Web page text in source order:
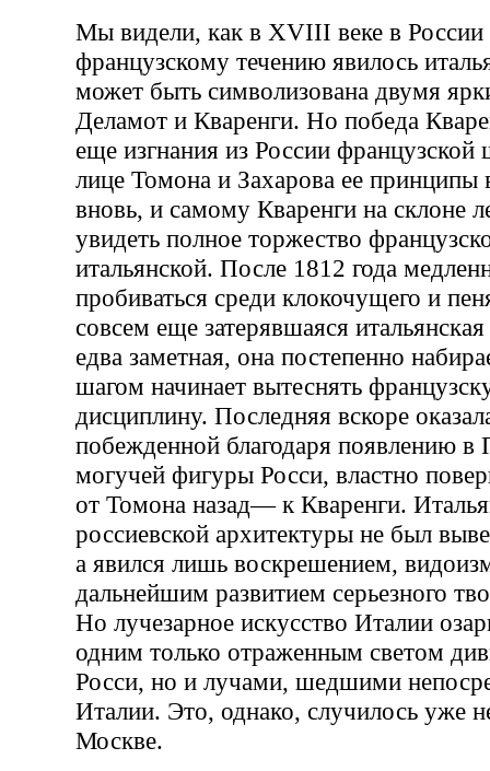
Мы видели, как в XVIII веке в России
французскому течению явилось
может быть символизована двумя
Деламот и Кваренги. Но победа
еще изгнания из России французской
лице Томона и Захарова ее принципы
вновь, и самому Кваренги на склоне
увидеть полное торжество
итальянской. После 1812 года
пробиваться среди клокочущего и
совсем еще затерявшаяся
едва заметная, она постепенно
шагом начинает вытеснять
дисциплину. Последняя вскоре
побежденной благодаря появлению в
могучей фигуры Росси, властно
от Томона назад— к Кваренги.
россиевской архитектуры не был
а явился лишь воскрешением,
дальнейшим развитием серьезного
Но лучезарное искусство Италии
одним только отраженным светом
Росси, но и лучами, шедшими
Италии. Это, однако, случилось уже
Москве.